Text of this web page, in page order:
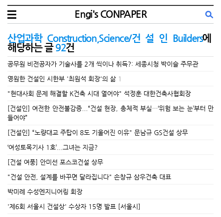
Engi's CONPAPER
산업과학 Construction,Science/건 설 인 Builders에
해당하는 글92건
공무원 비전공자가 기술사를 2개 씩이나 취득?: 세종시청 박이슬 주무관
영원한 건설인 시한부 '최원석 회장'의 삶 1
"현대사회 문제 해결할 K건축 시대 열어야" 석정훈 대한건축사협회장
[건설인] 여전한 안전불감증...“건설 현장, 총체적 부실…‘위험 보는 눈’부터 만
들어야”
[건설인] “노량대교 주탑이 8도 기울어진 이유" 문남규 GS건설 상무
‘여성토목기사 1호’...그녀는 지금?
[건설 여풍] 안미선 포스코건설 상무
"건설 안전, 설계를 바꾸면 달라집니다" 손창규 삼우건축 대표
박미례 수성엔지니어링 회장
'제6회 서울시 건설상' 수상자 15명 발표 [서울시]